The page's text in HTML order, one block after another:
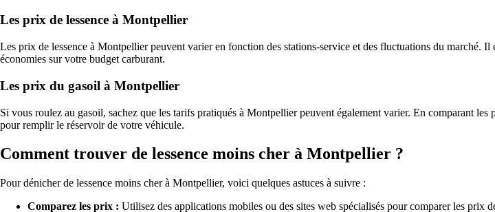
Les prix de lessence à Montpellier
Les prix de lessence à Montpellier peuvent varier en fonction des stations-service et des fluctuations du marché.
économies sur votre budget carburant.
Les prix du gasoil à Montpellier
Si vous roulez au gasoil, sachez que les tarifs pratiqués à Montpellier peuvent également varier. En comparant
pour remplir le réservoir de votre véhicule.
Comment trouver de lessence moins cher à Montpellier ?
Pour dénicher de lessence moins cher à Montpellier, voici quelques astuces à suivre :
Comparez les prix : Utilisez des applications mobiles ou des sites web spécialisés pour comparer les prix